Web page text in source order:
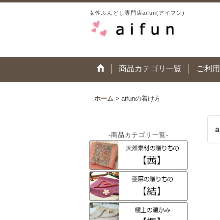
女性ふんどし専門店aifun(アイフン)
商品カテゴリ一覧 ご利
ホーム > aifunの着け方
-商品カテゴリ一覧-